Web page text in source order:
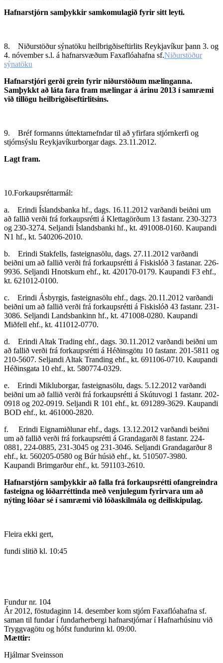
Hafnarstjórn samþykkir samkomulagið fyrir sitt leyti.
8. Niðurstöður sýnatöku heilbrigðiseftirlits Reykjavíkur þann 3. og
4. nóvember s.l. á hafnarsvæðum Faxaflóahafna sf.Niðurstöður
sýnatöku
Hafnarstjóri gerði grein fyrir niðurstöðum mælinganna.
Samþykkt að láta fara fram mælingar á árinu 2013 í samræmi
við tillögu heilbrigðiseftirlitsins.
9. Bréf formanns úttektarnefndar til að yfirfara stjórnkerfi og
stjórnsýslu Reykjavíkurborgar dags. 23.11.2012.
Lagt fram.
10.Forkaupsréttarmál:
a. Erindi Íslandsbanka hf., dags. 16.11.2012 varðandi beiðni um
að fallið verði frá forkaupsrétti á Klettagörðum 13 fastanr. 230-3273
og 230-3274. Seljandi Íslandsbanki hf., kt. 491008-0160. Kaupandi
N1 hf., kt. 540206-2010.
b. Erindi Stakfells, fasteignasölu, dags. 27.11.2012 varðandi
beiðni um að fallið verði frá forkaupsrétti á Fiskislóð 3 fastanar. 226-
9936. Seljandi Hnotskurn ehf., kt. 420170-0179. Kaupandi F3 ehf.,
kt. 621012-0100.
c. Erindi Ásbyrgis, fasteignasölu ehf., dags. 20.11.2012 varðandi
beiðni um að fallið verði frá forkaupsrétti á Fiskislóð 43 fastanr. 231-
3086. Seljandi Landsbankinn hf., kt. 471008-0280. Kaupandi
Miðfell ehf., kt. 411012-0770.
d. Erindi Altak Trading ehf., dags. 30.11.2012 varðandi beiðni um
að fallið verði frá forkaupsrétti á Héðinsgötu 10 fastanr. 201-5811 og
210-5607. Seljandi Altak Tranding ehf., kt. 691106-0710. Kaupandi
Héðinsgata 10 ehf., kt. 580774-0329.
e. Erindi Mikluborgar, fasteignasölu, dags. 5.12.2012 varðandi
beiðni um að fallið verði frá forkaupsrétti á Skútuvogi 1 fastanr. 202-
0918 og 202-0919. Seljandi R 101 ehf., kt. 691289-3629. Kaupandi
BOD ehf., kt. 461000-2820.
f. Erindi Eignamiðlunar ehf., dags. 13.12.2012 varðandi beiðni
um að fallið verði frá forkaupsrétti á Grandagarði 8 fastanr. 224-
0881, 224-0885, 231-3045 og 231-3046. Seljandi Grandagarður 8
ehf., kt. 560205-0580 og Búr húsið ehf., kt. 510507-3980.
Kaupandi Brimgarður ehf., kt. 591103-2610.
Hafnarstjórn samþykkir að falla frá forkaupsrétti ofangreindra
fasteigna og lóðarréttinda með venjulegum fyrirvara um að
nýting lóðar sé í samræmi við lóðaskilmála og deiliskipulag.
Fleira ekki gert,
fundi slitið kl. 10:45
Fundur nr. 104
Ár 2012, föstudaginn 14. desember kom stjórn Faxaflóahafna sf.
saman til fundar í fundarherbergi hafnarstjórnar í Hafnarhúsinu við
Tryggvagötu og hófst fundurinn kl. 09:00.
Mættir:
Hjálmar Sveinsson